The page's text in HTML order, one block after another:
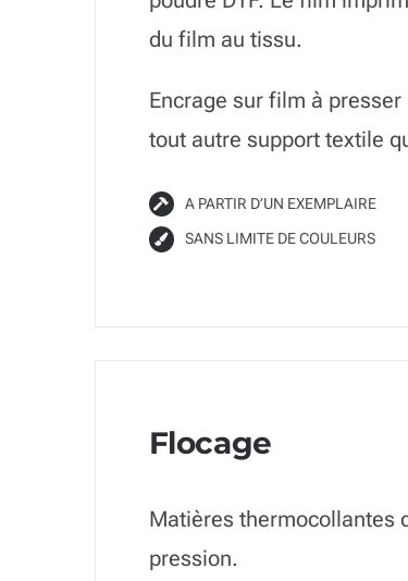
du film au tissu.
Encrage sur film à
tout autre support textile
A PARTIR D’UN EXEMPLAIRE
SANS LIMITE DE COULEURS
Flocage
Matières thermocollantes
pression.